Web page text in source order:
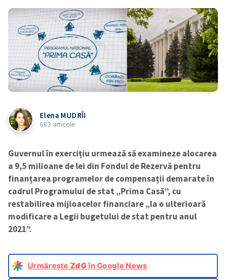
Elena MUDRÎI
683 articole
Guvernul în exercițiu urmează să examineze alocarea
a 9,5 milioane de lei din Fondul de Rezervă pentru
finanțarea programelor de compensații demarate în
cadrul Programului de stat „Prima Casă”, cu
restabilirea mijloacelor financiare „la o ulterioară
modificare a Legii bugetului de stat pentru anul
2021”.
Urmărește ZdGîn Google News